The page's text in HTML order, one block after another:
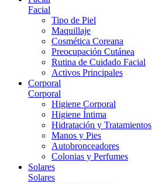
Facial
Tipo de Piel
Maquillaje
Cosmética Coreana
Preocupación Cutánea
Rutina de Cuidado Facial
Activos Principales
Corporal
Corporal
Higiene Corporal
Higiene Íntima
Hidratación y Tratamientos
Manos y Pies
Autobronceadores
Colonias y Perfumes
Solares
Solares